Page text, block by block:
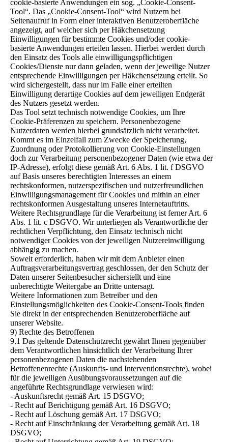
cookie-basierte Anwendungen ein sog. „Cookie-Consent-
Tool“. Das „Cookie-Consent-Tool“ wird Nutzern bei
Seitenaufruf in Form einer interaktiven Benutzeroberfläche
angezeigt, auf welcher sich per Häkchensetzung
Einwilligungen für bestimmte Cookies und/oder cookie-
basierte Anwendungen erteilen lassen. Hierbei werden durch
den Einsatz des Tools alle einwilligungspflichtigen
Cookies/Dienste nur dann geladen, wenn der jeweilige Nutzer
entsprechende Einwilligungen per Häkchensetzung erteilt. So
wird sichergestellt, dass nur im Falle einer erteilten
Einwilligung derartige Cookies auf dem jeweiligen Endgerät
des Nutzers gesetzt werden.
Das Tool setzt technisch notwendige Cookies, um Ihre
Cookie-Präferenzen zu speichern. Personenbezogene
Nutzerdaten werden hierbei grundsätzlich nicht verarbeitet.
Kommt es im Einzelfall zum Zwecke der Speicherung,
Zuordnung oder Protokollierung von Cookie-Einstellungen
doch zur Verarbeitung personenbezogener Daten (wie etwa der
IP-Adresse), erfolgt diese gemäß Art. 6 Abs. 1 lit. f DSGVO
auf Basis unseres berechtigten Interesses an einem
rechtskonformen, nutzerspezifischen und nutzerfreundlichen
Einwilligungsmanagement für Cookies und mithin an einer
rechtskonformen Ausgestaltung unseres Internetauftritts.
Weitere Rechtsgrundlage für die Verarbeitung ist ferner Art. 6
Abs. 1 lit. c DSGVO. Wir unterliegen als Verantwortliche der
rechtlichen Verpflichtung, den Einsatz technisch nicht
notwendiger Cookies von der jeweiligen Nutzereinwilligung
abhängig zu machen.
Soweit erforderlich, haben wir mit dem Anbieter einen
Auftragsverarbeitungsvertrag geschlossen, der den Schutz der
Daten unserer Seitenbesucher sicherstellt und eine
unberechtigte Weitergabe an Dritte untersagt.
Weitere Informationen zum Betreiber und den
Einstellungsmöglichkeiten des Cookie-Consent-Tools finden
Sie direkt in der entsprechenden Benutzeroberfläche auf
unserer Website.
9) Rechte des Betroffenen
9.1 Das geltende Datenschutzrecht gewährt Ihnen gegenüber
dem Verantwortlichen hinsichtlich der Verarbeitung Ihrer
personenbezogenen Daten die nachstehenden
Betroffenenrechte (Auskunfts- und Interventionsrechte), wobei
für die jeweiligen Ausübungsvoraussetzungen auf die
angeführte Rechtsgrundlage verwiesen wird:
- Auskunftsrecht gemäß Art. 15 DSGVO;
- Recht auf Berichtigung gemäß Art. 16 DSGVO;
- Recht auf Löschung gemäß Art. 17 DSGVO;
- Recht auf Einschränkung der Verarbeitung gemäß Art. 18
DSGVO;